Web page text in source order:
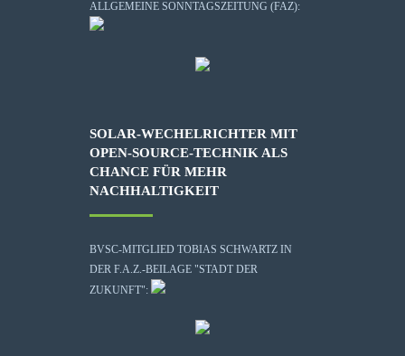
ALLGEMEINE SONNTAGSZEITUNG (FAZ):
SOLAR-WECHELRICHTER MIT
OPEN-SOURCE-TECHNIK ALS
CHANCE FÜR MEHR
NACHHALTIGKEIT
BVSC-MITGLIED TOBIAS SCHWARTZ IN
DER F.A.Z.-BEILAGE "STADT DER
ZUKUNFT":